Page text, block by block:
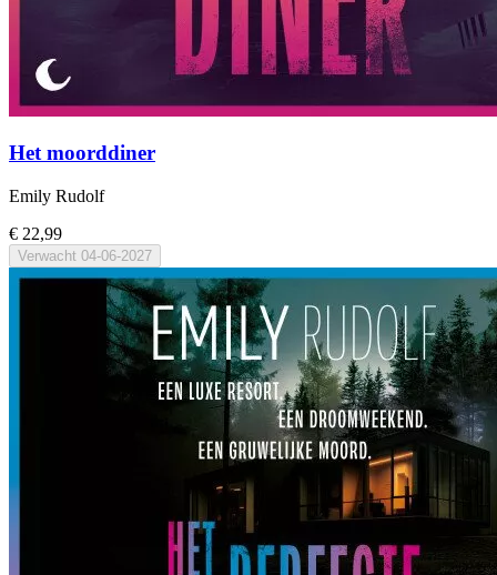
Het moorddiner
Emily Rudolf
€ 22,99
Verwacht 04-06-2027